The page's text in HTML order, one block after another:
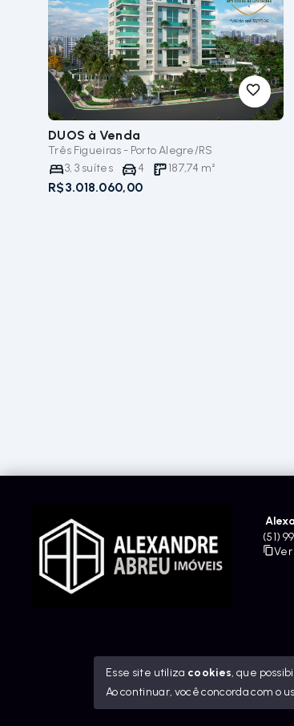
DUOS à Venda
Três Figueiras - Porto Alegre/RS
3,3 suítes 4 187,74 m²
R$3.018.060,00
(51)
Esse site utiliza cookies, que
Ao continuar, você concorda com o